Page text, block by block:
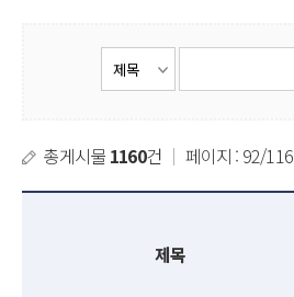
총게시물 1160건 ｜ 페이지 : 92/116
제목